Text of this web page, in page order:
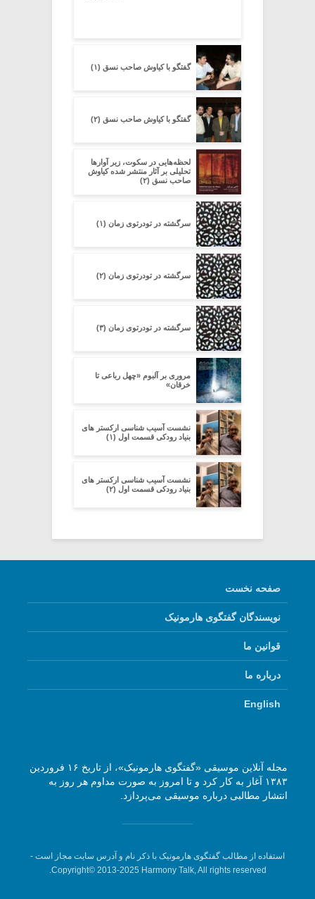
گفتگو با کیاوش صاحب نسق (۱)
گفتگو با کیاوش صاحب نسق (۲)
لحظه‌هایی در سکوت، زیر آوارها
تحلیلی بر آثار منتشر شده کیاوش
صاحب نسق (۲)
سرگشته در تودرتوی زمان (۱)
سرگشته در تودرتوی زمان (۲)
سرگشته در تودرتوی زمان (۳)
مروری بر آلبوم «چهل رباعی تا
خرقان»
نشست آسیب شناسی ارکستر های
بنیاد رودکی قسمت اول (۱)
نشست آسیب شناسی ارکستر های
بنیاد رودکی قسمت اول (۲)
صفحه نخست
نویسندگان گفتگوی هارمونیک
قوانین ما
درباره ما
English
مجله آنلاین موسیقی «گفتگوی هارمونیک»، از تاریخ ۱۶ فروردین
۱۳۸۳ آغاز به کار کرد و تا امروز به صورت مداوم هر روز به
انتشار مطالبی درباره موسیقی می‌پردازد.
استفاده از مطالب گفتگوی هارمونیک با ذکر نام و آدرس سایت مجاز است -
Copyright© 2013-2025 Harmony Talk, All rights reserved.